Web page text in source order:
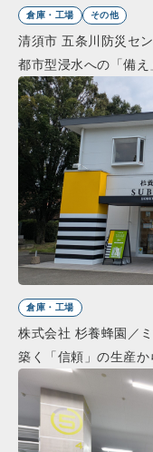
倉庫・工場 その他
清須市 五条川防災セ
都市型浸水への「備え
倉庫・工場
株式会社 杉養蜂園／
築く「信頼」の生産か